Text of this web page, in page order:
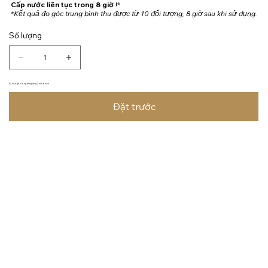
Cấp nước liên tục trong 8 giờ !*
*Kết quả đo góc trung bình thu được từ 10 đối tượng, 8 giờ sau khi sử dụng.
Số lượng
Dự kiến giao hàng trong vòng 3 đến 6 tuần.
Đặt trước